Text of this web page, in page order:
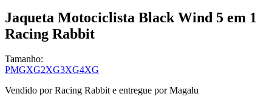
Jaqueta Motociclista Black Wind 5 em 1
Racing Rabbit
Tamanho:
PMGXG2XG3XG4XG
Vendido porRacing Rabbite entregue por Magalu